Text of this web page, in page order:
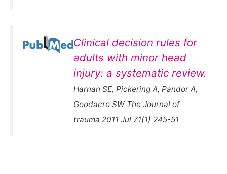
Clinical decision rules for
adults with minor head
injury: a systematic review.
Harnan SE, Pickering A, Pandor A,
Goodacre SW The Journal of
trauma 2011 Jul 71(1) 245-51